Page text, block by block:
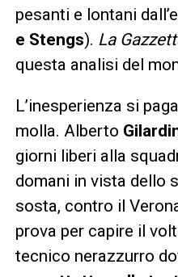
pesanti e lontani
e Stengs). La
questa analisi del
L’inesperienza si
molla. Alberto
giorni liberi alla
domani in vista dello
sosta, contro il
prova per capire il
tecnico nerazzurro